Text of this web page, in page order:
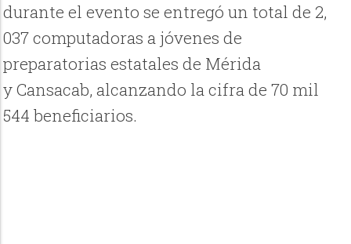
durante el evento se entregó un total de 2,
037 computadoras a jóvenes de
preparatorias estatales de Mérida
y Cansacab, alcanzando la cifra de 70 mil
544 beneficiarios.